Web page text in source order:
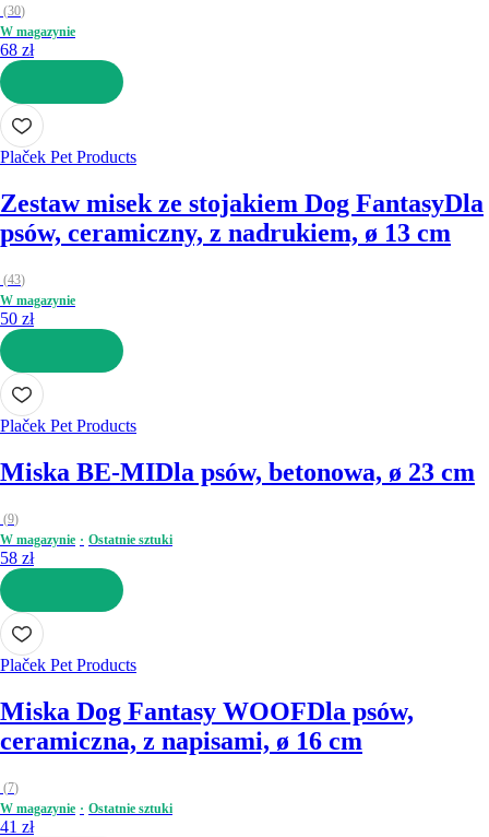
(30)
W magazynie
68 zł
DO KOSZYKA
Plaček Pet Products
Zestaw misek ze stojakiem Dog FantasyDla
psów, ceramiczny, z nadrukiem, ø 13 cm
(43)
W magazynie
50 zł
DO KOSZYKA
Plaček Pet Products
Miska BE-MIDla psów, betonowa, ø 23 cm
(9)
W magazynie
Ostatnie sztuki
58 zł
DO KOSZYKA
Plaček Pet Products
Miska Dog Fantasy WOOFDla psów,
ceramiczna, z napisami, ø 16 cm
(7)
W magazynie
Ostatnie sztuki
41 zł